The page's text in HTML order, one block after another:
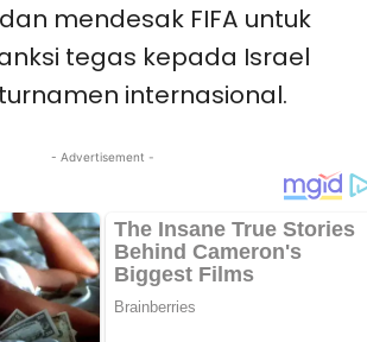
mendesak FIFA untuk
tegas kepada Israel
internasional.
- Advertisement -